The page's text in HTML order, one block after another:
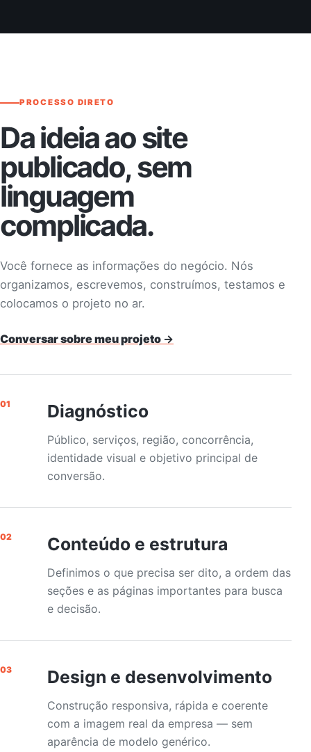
PROCESSO DIRETO
Da ideia ao site
publicado, sem
linguagem
complicada.
Você fornece as informações do negócio. Nós
organizamos, escrevemos, construímos, testamos e
colocamos o projeto no ar.
Conversar sobre meu projeto →
01 Diagnóstico
Público, serviços, região, concorrência,
identidade visual e objetivo principal de
conversão.
02 Conteúdo e estrutura
Definimos o que precisa ser dito, a ordem das
seções e as páginas importantes para busca
e decisão.
03 Design e desenvolvimento
Construção responsiva, rápida e coerente
com a imagem real da empresa — sem
aparência de modelo genérico.